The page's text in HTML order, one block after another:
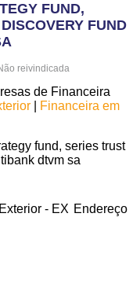
FUND,
FUND
reivindicada
de Financeira
|
Financeira em
fund, series trust
dtvm sa
- EX Endereço